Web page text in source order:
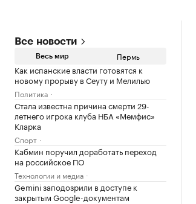
Все новости
Весь мир Пермь
Как испанские власти готовятся к
новому прорыву в Сеуту и Мелилью
Политика
Стала известна причина смерти 29-
летнего игрока клуба НБА «Мемфис»
Кларка
Спорт
Кабмин поручил доработать переход
на российское ПО
Технологии и медиа
Gemini заподозрили в доступе к
закрытым Google-документам